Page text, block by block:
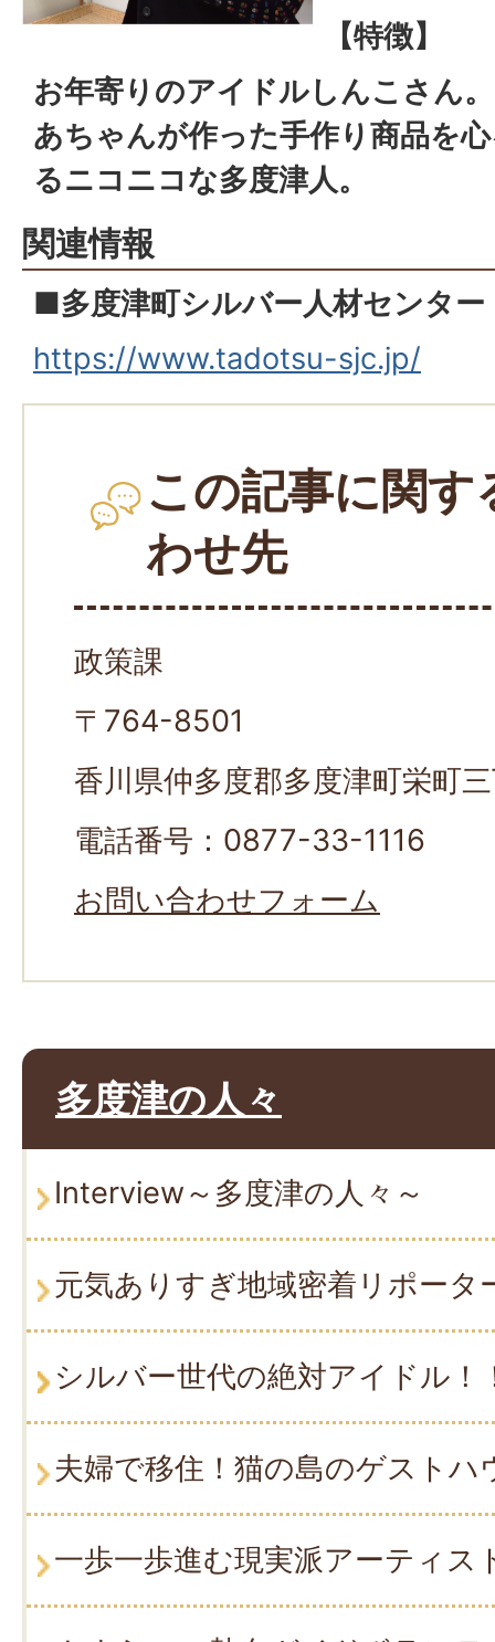
【特徴】
お年寄りのアイドルしんこさん。
あちゃんが作った手作り商品を
るニコニコな多度津人。
関連情報
■多度津町シルバー人材センター
https://www.tadotsu-sjc.jp/
この記事に関す
わせ先
政策課
〒764-8501
香川県仲多度郡多度津町栄町
電話番号：0877-33-1116
お問い合わせフォーム
多度津の人々
Interview～多度津の人々～
元気ありすぎ地域密着リポータ
シルバー世代の絶対アイドル！
夫婦で移住！猫の島のゲストハ
一歩一歩進む現実派アーティス